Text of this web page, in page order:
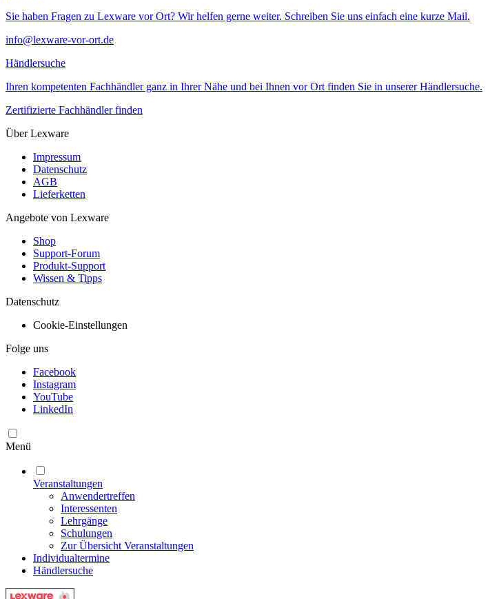
Sie haben Fragen zu Lexware vor Ort? Wir helfen gerne weiter. Schreiben Sie uns einfach eine kurze Mail.
info@lexware-vor-ort.de
Händlersuche
Ihren kompetenten Fachhändler ganz in Ihrer Nähe und bei Ihnen vor Ort finden Sie in unserer Händlersuche.
Zertifizierte Fachhändler finden
Über Lexware
Impressum
Datenschutz
AGB
Lieferketten
Angebote von Lexware
Shop
Support-Forum
Produkt-Support
Wissen & Tipps
Datenschutz
Cookie-Einstellungen
Folge uns
Facebook
Instagram
YouTube
LinkedIn
Menü
Veranstaltungen
Anwendertreffen
Interessenten
Lehrgänge
Schulungen
Zur Übersicht Veranstaltungen
Individualtermine
Händlersuche